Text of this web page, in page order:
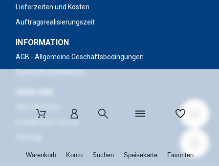
Lieferzeiten und Kosten
Auftragsrealisierungszeit
INFORMATION
AGB - Allgemeine Geschäftsbedingungen
Datenschutzerklärung
Warenkorb Konto Suchen Speisekarte Favoriten